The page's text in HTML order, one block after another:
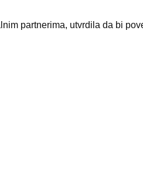
partnerima, utvrdila da bi